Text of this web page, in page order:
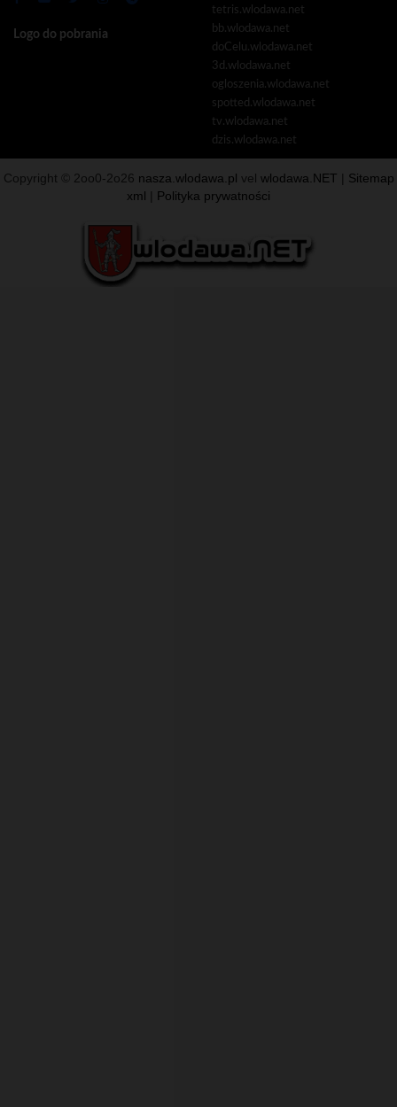
Logo do pobrania
tetris.wlodawa.net
bb.wlodawa.net
doCelu.wlodawa.net
3d.wlodawa.net
ogloszenia.wlodawa.net
spotted.wlodawa.net
tv.wlodawa.net
dzis.wlodawa.net
Copyright © 2oo0-2o26 nasza.wlodawa.pl vel wlodawa.NET
Sitemap
xml
Polityka prywatności